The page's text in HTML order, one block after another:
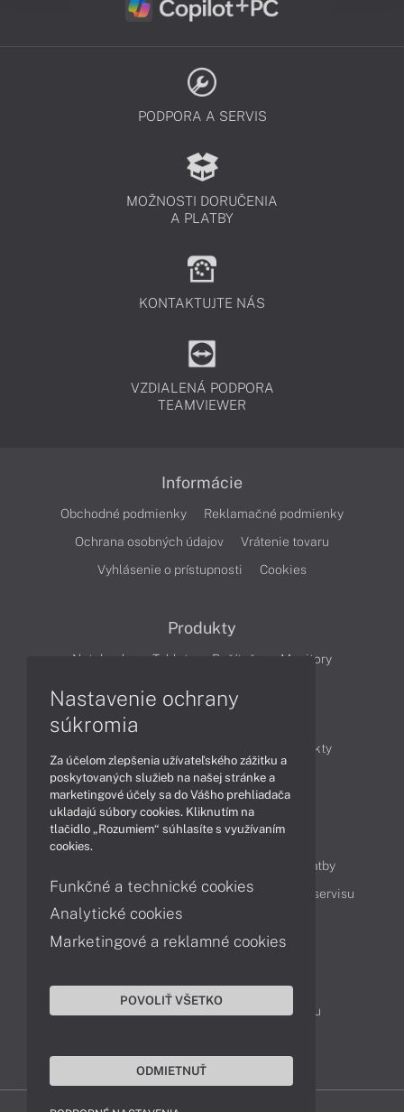
PODPORA A SERVIS
MOŽNOSTI DORUČENIA
A PLATBY
KONTAKTUJTE NÁS
VZDIALENÁ PODPORA
TEAMVIEWER
Informácie
Obchodné podmienky
Reklamačné podmienky
Ochrana osobných údajov
Vrátenie tovaru
Vyhlásenie o prístupnosti
Cookies
Produkty
Notebooky Tablety Počítače Monitory
Produkty
Technológie
Videá
Obsah
Možnosti doručenia a platby
Podpora a servis
Servisné služby Cenník servisu
Kontakty
043 4224 771
Obchodné oddelenie
Reklamácia tovaru
Nastavenie ochrany
súkromia
Za účelom zlepšenia užívateľského zážitku a
poskytovaných služieb na našej stránke a
marketingové účely sa do Vášho prehliadača
ukladajú súbory cookies. Kliknutím na
tlačidlo „Rozumiem“ súhlasíte s využívaním
cookies.
Funkčné a technické cookies
Analytické cookies
Marketingové a reklamné cookies
POVOLIŤ VŠETKO
ODMIETNUŤ